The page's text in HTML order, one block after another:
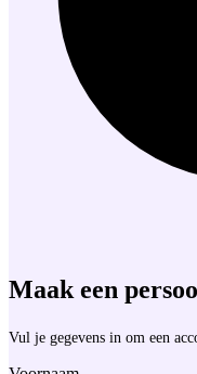
Maak een
Vul je gegevens in om een